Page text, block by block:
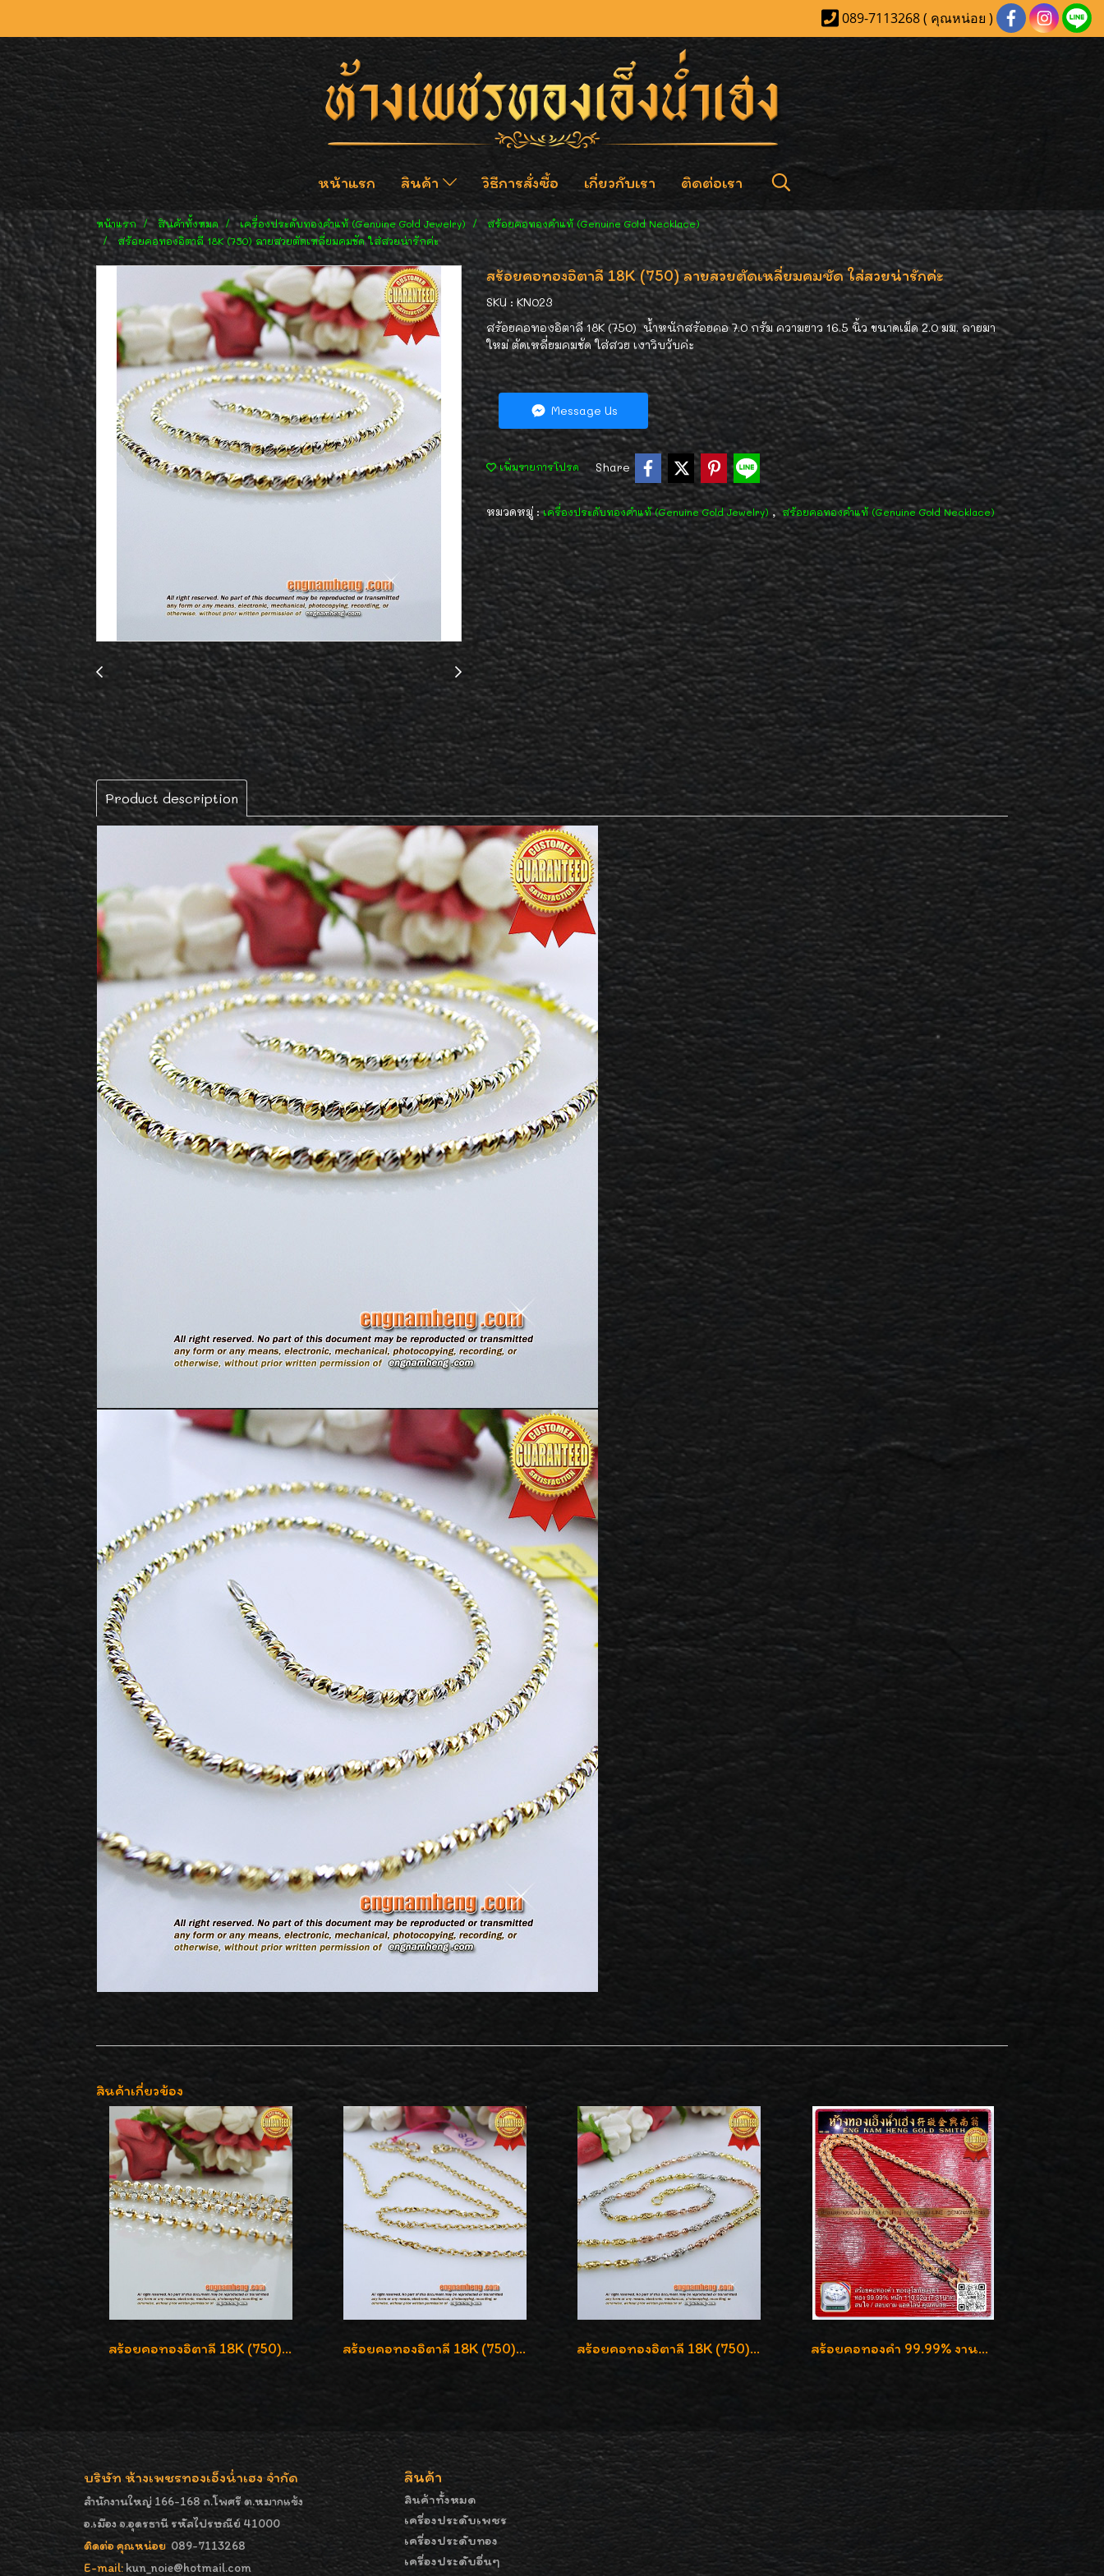
089-7113268 ( คุณหน่อย )
หน้าแรก สินค้า วิธีการสั่งซื้อ เกี่ยวกับเรา ติดต่อเรา
หน้าแรก สินค้าทั้งหมด เครื่องประดับทองคำแท้ (Genuine Gold Jewelry)
สร้อยคอทองคำแท้ (Genuine Gold Necklace)
สร้อยคอทองอิตาลี 18K (750) ลายสวยตัดเหลี่ยมคมชัด ใส่สวยน่ารักค่ะ
สร้อยคอทองอิตาลี 18K (750) ลายสวยตัดเหลี่ยมคมชัด ใส่สวยน่ารักค่ะ
SKU : KN023
สร้อยคอทองอิตาลี 18K (750) น้ำหนักสร้อยคอ 7.0 กรัม ความยาว 16.5 นิ้ว ขนาดเม็ด 2.0 มม. ลายมา
ใหม่ ตัดเหลี่ยมคมชัด ใส่สวย เงาวิบวับค่ะ
Message Us
เพิ่มรายการโปรด Share
หมวดหมู่ :เครื่องประดับทองคำแท้ (Genuine Gold Jewelry) , สร้อยคอทองคำแท้ (Genuine Gold Necklace)
Product description
สินค้าเกี่ยวข้อง
สร้อยคอทองอิตาลี 18K (750) ลายยินตันแกะมูนคัดสวย ลายนี้เงามากๆค่ะ ใส่ทนแข็งแรง สร้อยคอทองอิตาลี 18K (750) ลายโซ่รุ่นใหม่แข็งแรง น่าใส่สุดๆค่ะ สร้อยคอทองอิตาลี 18K (750) ชุบ 3 สี แกะลายสวยรุ่นใหม่ ลายละเอียดเงาวิบวับค่ะ สร้อยคอทองคำ 99.99% งานลงยาสุโขทัยแท้ งานช่างทองโบราณ หรูหรา น่าสะสมค่ะ
บริษัท ห้างเพชรทองเอ็งน่ำเฮง จำกัด
สำนักงานใหญ่ 166-168 ถ.โพศรี ต.หมากแข้ง
อ.เมือง จ.อุดรธานี รหัสไปรษณีย์ 41000
ติดต่อ คุณหน่อย 089-7113268
E-mail:kun_noie@hotmail.com
สินค้า
สินค้าทั้งหมด
เครื่องประดับเพชร
เครื่องประดับทอง
เครื่องประดับอื่นๆ